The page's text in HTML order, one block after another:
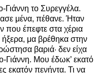
το Συρεγγέλα.
μένα, πέθανε. Ήταν
που έπεφτε στα χέρια
ήξερα, μα βρέθηκα στην
βαριά· δεν είχα
Γιάννη. Μου έδωκ’ εκατό
εκατόν πενήντα. Τι να